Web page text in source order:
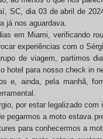
SC, dia 03 de abril de
já nos aguardava.
em Miami, verificando
experiências com o
de viagem, partimos
hotel para nosso check in
e, ainda, pela manhã,
por estar legalizado
pegarmos a moto estava
para conhecermos a